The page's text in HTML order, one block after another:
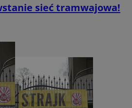
sieć tramwajowa!